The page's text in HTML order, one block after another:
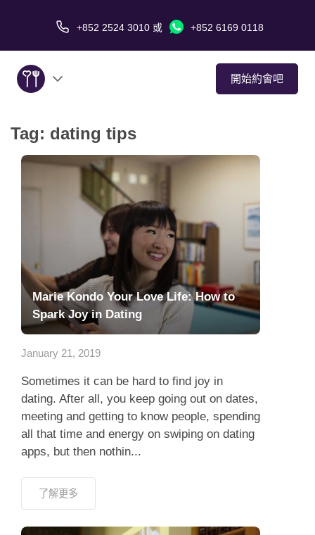
+852 2524 3010 或 +852 6169 0118
開始約會吧
關於我們
服務
約會技巧
應用程式
聯絡我們
Tag: dating tips
Marie Kondo Your Love Life: How to
Spark Joy in Dating
January 21, 2019
Sometimes it can be hard to find joy in
dating. After all, you keep going out on dates,
meeting and getting to know people, spending
all that time and energy on swiping on dating
apps, but then nothin...
了解更多